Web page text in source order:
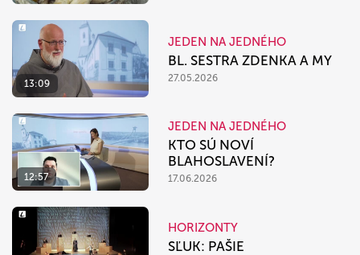
13:09
JEDEN NA JEDNÉHO
BL. SESTRA ZDENKA A MY
27.05.2026
12:57
JEDEN NA JEDNÉHO
KTO SÚ NOVÍ
BLAHOSLAVENÍ?
17.06.2026
HORIZONTY
SĽUK: PAŠIE